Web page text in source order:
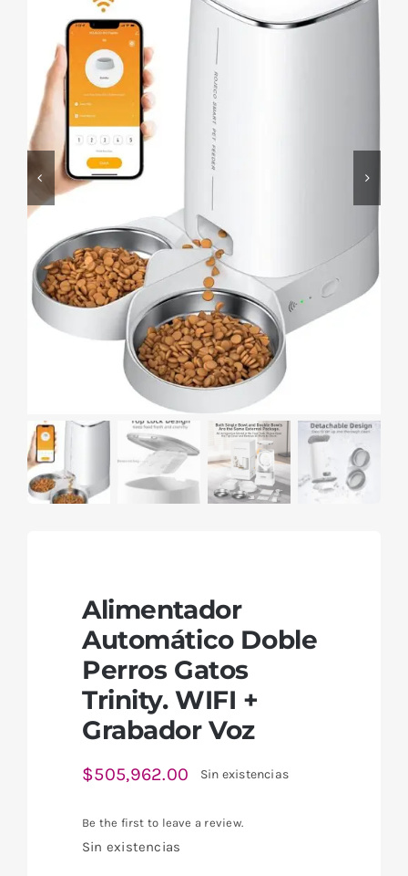
Alimentador
Automático Doble
Perros Gatos
Trinity. WIFI +
Grabador Voz
$505,962.00 Sin existencias
Be the first to leave a review.
Sin existencias